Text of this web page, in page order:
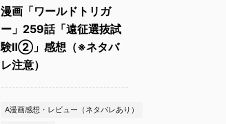
漫画「ワールドトリガ
ー」259話「遠征選抜試
験Ⅱ②」感想（※ネタバ
レ注意）
A漫画感想・レビュー（ネタバレあり）